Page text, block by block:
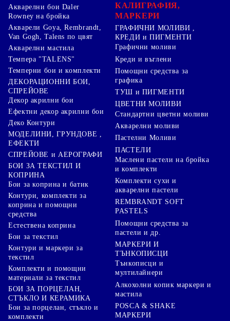
Акварелни бои Daler
Rowney на бройка
Акварели Goya, Rembrandt,
Van Gogh, Talens по цвят
Акварелни мастила
Темпера "TALENS"
Темперни бои и комплекти
ДЕКОРАЦИОННИ БОИ,
СПРЕЙОВЕ
Декор акрилни бои
Ефектни декор акрилни бои
Деко Контури
МОДЕЛИНИ, ГРУНДОВЕ ,
ЕФЕКТИ
СПРЕЙОВЕ и АЕРОГРАФИ
БОИ ЗА ТЕКСТИЛ И
КОПРИНА
Бои за коприна и батик
Контури, комплекти за
коприна и помощни
средства
Естествена коприна
Бои за текстил
Контури и маркери за
текстил
Комплекти и помощни
материали за текстил
БОИ ЗА ПОРЦЕЛАН,
СТЪКЛО И КЕРАМИКА
Бои за порцелан, стъкло и
комплекти
КАЛИГРАФИЯ,
МАРКЕРИ
ГРАФИЧНИ МОЛИВИ ,
КРЕДИ и ПИГМЕНТИ
Графични моливи
Креди и въглени
Помощни средства за
графика
ТУШ и ПИГМЕНТИ
ЦВЕТНИ МОЛИВИ
Стандартни цветни моливи
Акварелни моливи
Пастелни Моливи
ПАСТЕЛИ
Маслени пастели на бройка
и комплекти
Комплекти сухи и
акварелни пастели
REMBRANDT SOFT
PASTELS
Помощни средства за
пастели и др.
МАРКЕРИ И
ТЪНКОПИСЦИ
Тънкописци и
мултилайнери
Алкохолни копик маркери и
мастила
POSCA & SHAKE
МАРКЕРИ